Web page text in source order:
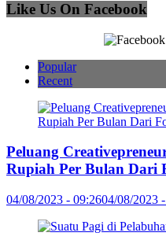
Like Us On Facebook
Popular
Recent
Peluang
Rupiah Per Bulan Dari
04/08/2023 - 09:2604/08/2023